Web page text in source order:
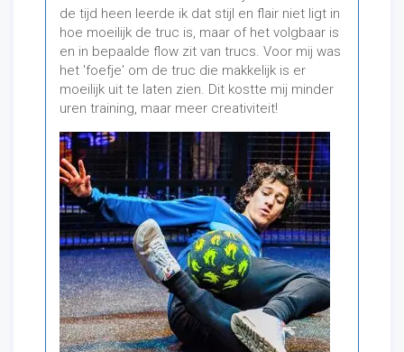
de tijd heen leerde ik dat stijl en flair niet ligt in
hoe moeilijk de truc is, maar of het volgbaar is
en in bepaalde flow zit van trucs. Voor mij was
het 'foefje' om de truc die makkelijk is er
moeilijk uit te laten zien. Dit kostte mij minder
uren training, maar meer creativiteit!